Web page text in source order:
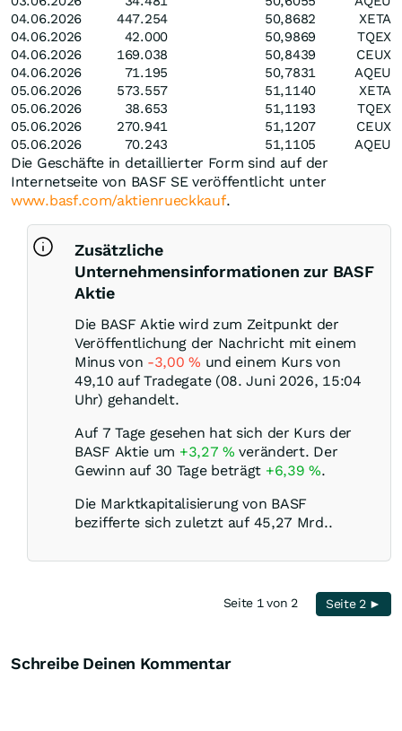
04.06.2026
447.254 50,8682
XETA
04.06.2026
42.000 50,9869
TQEX
04.06.2026
169.038 50,8439
CEUX
04.06.2026
71.195 50,7831
AQEU
05.06.2026
573.557 51,1140
XETA
05.06.2026
38.653 51,1193
TQEX
05.06.2026
270.941 51,1207
CEUX
05.06.2026
70.243 51,1105 AQEU
Die Geschäfte in detaillierter Form sind auf der
Internetseite von BASF SE veröffentlicht unter
www.basf.com/aktienrueckkauf.
Zusätzliche
Unternehmensinformationen zur BASF
Aktie
Die BASF Aktie wird zum Zeitpunkt der
Veröffentlichung der Nachricht mit einem
Minus von -3,00% und einem Kurs von
49,10 auf Tradegate (08. Juni 2026, 15:04
Uhr) gehandelt.
Auf 7 Tage gesehen hat sich der Kurs der
BASF Aktie um +3,27% verändert. Der
Gewinn auf 30 Tage beträgt +6,39%.
Die Marktkapitalisierung von BASF
bezifferte sich zuletzt auf 45,27 Mrd..
Seite 1 von 2 Seite 2 ►
Schreibe Deinen Kommentar